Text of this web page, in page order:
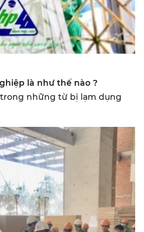
là như thế nào ?
những từ bị lạm dụng